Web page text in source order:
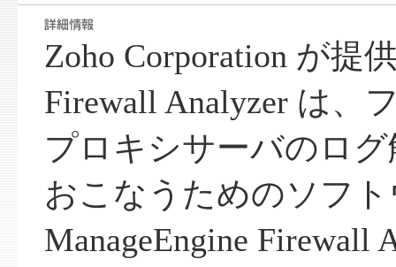
Zoho Corporation が提
Firewall Analyzer は、
プロキシサーバのロ
おこなうためのソフ
ManageEngine Firewall